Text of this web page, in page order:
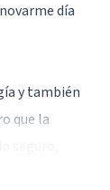
día
y también
que la